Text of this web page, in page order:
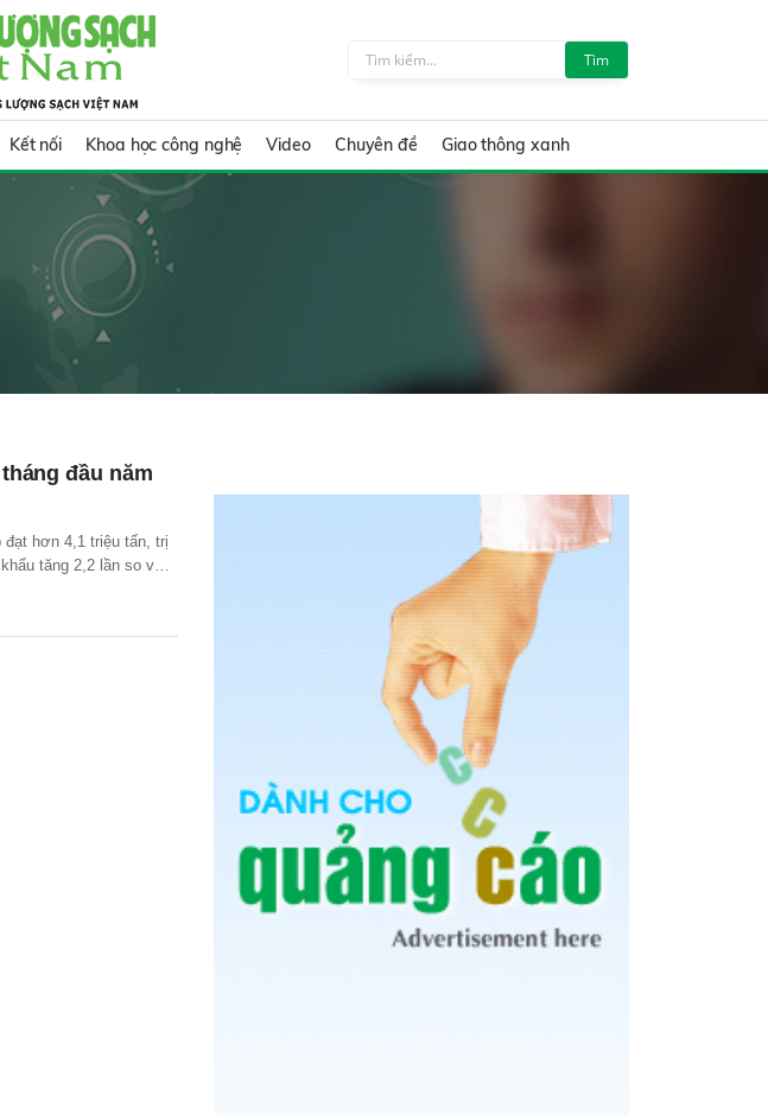
Tìm
Kết nối Khoa học công nghệ Video Chuyên đề Giao thông xanh
đầu năm
đạt hơn 4,1 triệu tấn, trị
tăng 2,2 lần so với